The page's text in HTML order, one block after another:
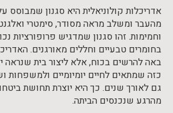
אדריכלות קולוניאלית היא סגנון שמבוסס
מהעבר ומשלב מראה מסודר, סימטרי
וחמימות. זהו סגנון שמדגיש פרופורציות
בחומרים טבעיים וחללים מאורגנים.
באה להרשים בכוח, אלא ליצור בית שנראה
כזה שמתאים לחיים יומיומיים ולמשפחות
גם לאורך שנים. כך היא יוצרת תחושת
מהרגע שנכנסים הביתה.